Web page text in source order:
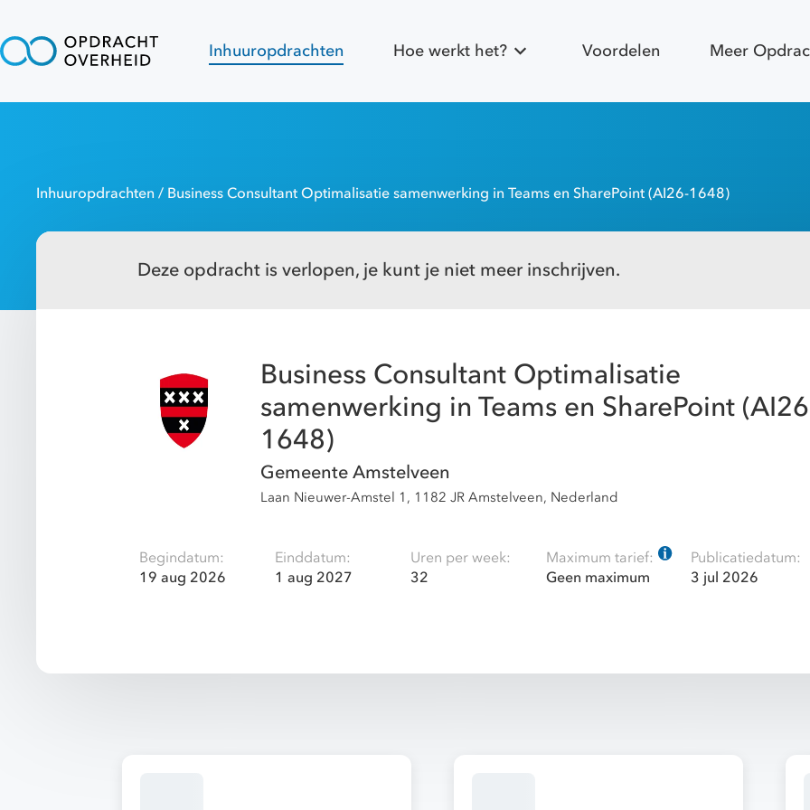
Inhuuropdrachten Hoe werkt het? Voordelen Meer
Inhuuropdrachten / Business Consultant Optimalisatie samenwerking in Teams en SharePoint (AI26-1648)
Deze opdracht is verlopen, je kunt je niet meer inschrijven.
Business Consultant Optimalisatie
samenwerking in Teams en SharePoint
1648)
Gemeente Amstelveen
Laan Nieuwer-Amstel 1, 1182 JR Amstelveen, Nederland
Begindatum:
19 aug 2026
Einddatum:
1 aug 2027
Uren per week:
32
Maximum tarief:
Geen maximum
Publicatiedatum:
3 jul 2026